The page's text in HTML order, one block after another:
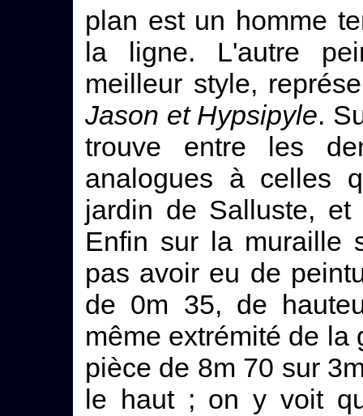
plan est un homme
la ligne. L'autre
meilleur style,
Jason et Hypsipyle.
trouve entre les
analogues à celles
jardin de Salluste,
Enfin sur la muraille
pas avoir eu de
de 0m 35, de
même extrémité de
pièce de 8m 70 sur
le haut ; on y voit